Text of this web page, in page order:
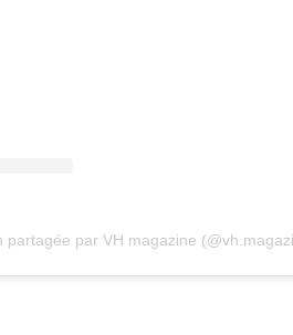
partagée par VH magazine